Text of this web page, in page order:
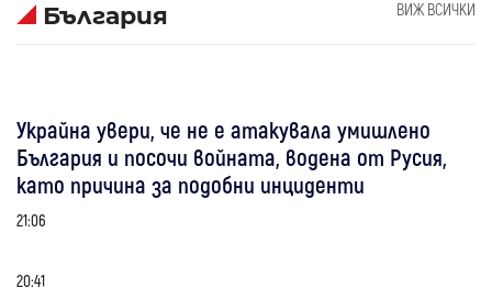
България ВИЖ ВСИЧКИ
Украйна увери, че не е атакувала умишлено
България и посочи войната, водена от Русия,
като причина за подобни инциденти
21:06
20:41